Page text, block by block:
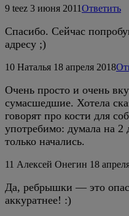
9 teez 3 июня 2011Ответить
Спасибо. Сейчас
адресу ;)
10 Наталья 18 апреля 2018
Очень просто и очень
сумасшедшие. Хотела
говорят про кости для
употребимо: думала на 2
только начались.
11 Алексей Онегин 18
Да, ребрышки — это
аккуратнее! :)